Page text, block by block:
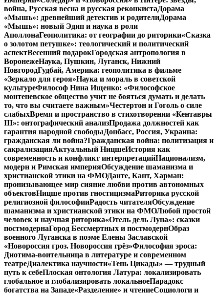
война, Русская весна и русская реконкистаДорама
«Мышь»: древнейший детектив и родителиДорама
«Мышь»: новый Эдип и наука в роли
АполлонаГеополитика: от географии до риторики«Сказка
о золотом петушке»: теологический и политический
аспектВесенний подарокГородская антропология в
ВоронежеНаука, Пушкин, Луганск, Нижний
НовгородГудбай, Америка: геополитика в фильме
«Зеркало для героя»Наука и мораль в советской
культуреФилософ Нина Ищенко: «Философское
монтеневское общество учит не бояться думать и делать
то, что вы считаете важным»Честертон и Гоголь о силе
слабыхВремя и пространство в стихотворении «Кентавры
III»: онтографический анализПродажа должностей как
гарантия народной свободыДонбасс, Россия, Украина:
гражданская ли война?Гражданская война: политизация и
сакрализацияАктуальный НицшеИстория как
современность и конфликт интерпретацийНационализм,
модерн и Римская империяОбсуждение шаманизма и
христианской этики на ФМОДанте, Кант, Харман:
пронизывающее мир сияние любви против автономных
объектовНицше против гностицизмаРиторика русской
религиозной философииРадость читателяОбсуждение
шаманизма и христианской этики на ФМОЛюбой простой
человек и научная риторика«Отель дель Луна»: сказки
постмодернаГород Бессмертных и постмодернОбраз
военного Луганска в поэме Елены Заславской
«Новороссия гроз. Новороссия грёз»Философия эроса:
Диотима-воительница в литературе и современном
театреДиалектика научности«Тень Цикады» — трудный
путь к себеПлоская онтология Латура: локализировать
глобальное и глобализировать локальноеПарадокс
богатства на Западе«Разделение» и чтениеСоциологи и